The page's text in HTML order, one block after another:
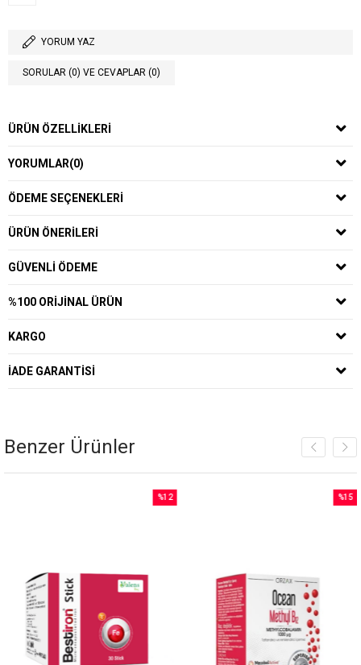
YORUM YAZ
SORULAR (0) VE CEVAPLAR (0)
ÜRÜN ÖZELLIKLERI
YORUMLAR(0)
ÖDEME SEÇENEKLERI
ÜRÜN ÖNERILERI
GÜVENLI ÖDEME
%100 ORIJINAL ÜRÜN
KARGO
İADE GARANTISI
Benzer Ürünler
%12
%15